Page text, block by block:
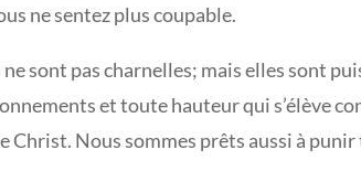
ne sentez plus coupable.
sont pas charnelles; mais elles sont
et toute hauteur qui s’élève
Christ. Nous sommes prêts aussi à